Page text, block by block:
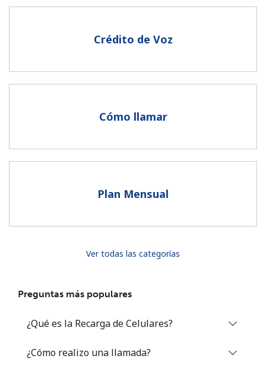
Un caracter especial
Al abrir una cuenta en este sitio web, estoy de acuerdo con
Crédito de Voz
Cómo llamar
Plan Mensual
Ver todas las categorías
Preguntas más populares
¿Qué es la Recarga de Celulares?
¿Cómo realizo una llamada?